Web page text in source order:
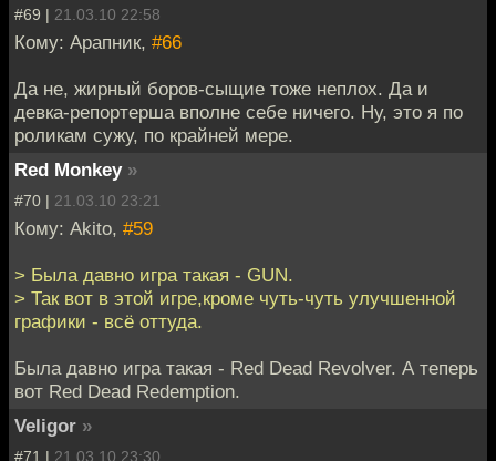
#69 | 21.03.10 22:58
Кому: Арапник, #66
Да не, жирный боров-сыщие тоже неплох. Да и
девка-репортерша вполне себе ничего. Ну, это я по
роликам сужу, по крайней мере.
Red Monkey »
#70 | 21.03.10 23:21
Кому: Akito, #59
> Была давно игра такая - GUN.
> Так вот в этой игре,кроме чуть-чуть улучшенной
графики - всё оттуда.
Была давно игра такая - Red Dead Revolver. А теперь
вот Red Dead Redemption.
Veligor »
#71 | 21.03.10 23:30